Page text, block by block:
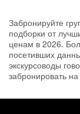
Забронируйте
подборки от
ценам в 2026.
посетивших
экскурсоводы
забронировать